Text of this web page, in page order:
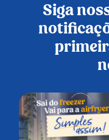
Siga